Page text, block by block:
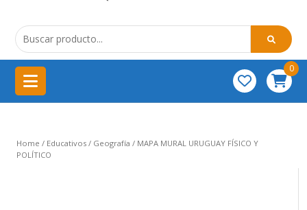
de
cocina
China
importación
Educativos
0
Home / Educativos / Geografía / MAPA MURAL URUGUAY FÍSICO Y
POLÍTICO